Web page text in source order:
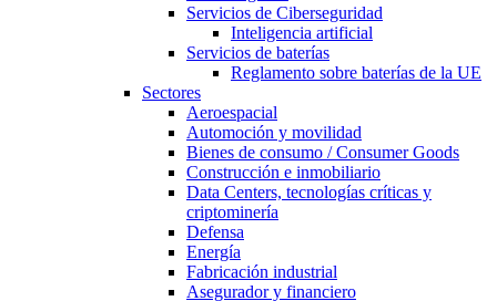
Servicios de Ciberseguridad
Inteligencia artificial
Servicios de baterías
Reglamento sobre baterías de la UE
Sectores
Aeroespacial
Automoción y movilidad
Bienes de consumo / Consumer Goods
Construcción e inmobiliario
Data Centers, tecnologías críticas y
criptominería
Defensa
Energía
Fabricación industrial
Asegurador y financiero